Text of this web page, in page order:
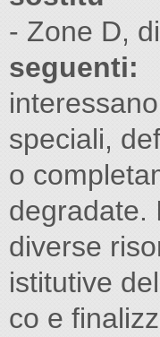
- Zone D,
seguenti:
speciali,
o
degradate.
diverse
istitutive
co e